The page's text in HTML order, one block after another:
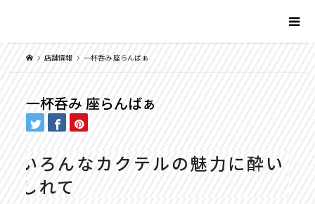
店舗情報 一杯呑み 座らんばぁ
一杯呑み 座らんばぁ
いろんなカクテルの魅力に酔い
しれて